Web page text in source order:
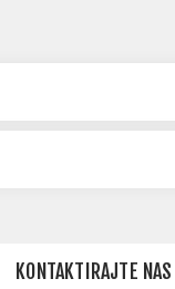
KONTAKTIRAJTE NAS